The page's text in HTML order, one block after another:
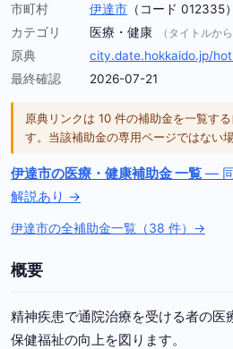
市町村
伊達市 （コード 012335）
カテゴリ
医療・健康 （タイトルか
原典
city.date.hokkaido.jp/
最終確認
2026-07-21
原典リンクは 10 件の補助金を一覧す
す。当該補助金の専用ページではない
伊達市の医療・健康補助金 一覧 —
解説あり →
伊達市の全補助金一覧（38 件）→
概要
精神疾患で通院治療を受ける者の医
保健福祉の向上を図ります。